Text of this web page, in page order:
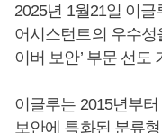
2025년 1월21일 이
어시스턴트의 우수성
이버 보안’ 부문 선도
이글루는 2015년부
보안에 특화된 분류